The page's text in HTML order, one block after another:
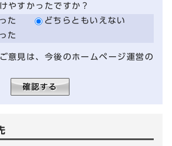
やすかったですか？
た
どちらともいえない
た
意見は、今後のホームページ運営の